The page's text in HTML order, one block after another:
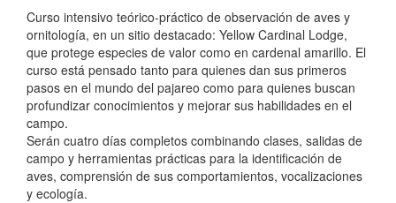
Curso intensivo teórico-práctico de observación de aves y
ornitología, en un sitio destacado: Yellow Cardinal Lodge,
que protege especies de valor como en cardenal amarillo. El
curso está pensado tanto para quienes dan sus primeros
pasos en el mundo del pajareo como para quienes buscan
profundizar conocimientos y mejorar sus habilidades en el
campo.
Serán cuatro días completos combinando clases, salidas de
campo y herramientas prácticas para la identificación de
aves, comprensión de sus comportamientos, vocalizaciones
y ecología.